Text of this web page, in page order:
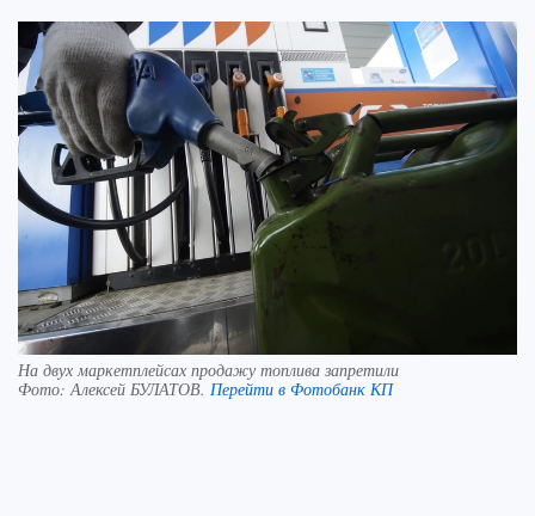
На двух маркетплейсах продажу топлива запретили
Фото: Алексей БУЛАТОВ. Перейти в Фотобанк КП